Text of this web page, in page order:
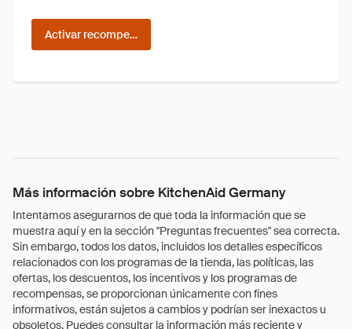
Activar recompensas
Más información sobre KitchenAid Germany
Intentamos asegurarnos de que toda la información que se
muestra aquí y en la sección "Preguntas frecuentes" sea correcta.
Sin embargo, todos los datos, incluidos los detalles específicos
relacionados con los programas de la tienda, las políticas, las
ofertas, los descuentos, los incentivos y los programas de
recompensas, se proporcionan únicamente con fines
informativos, están sujetos a cambios y podrían ser inexactos u
obsoletos. Puedes consultar la información más reciente y